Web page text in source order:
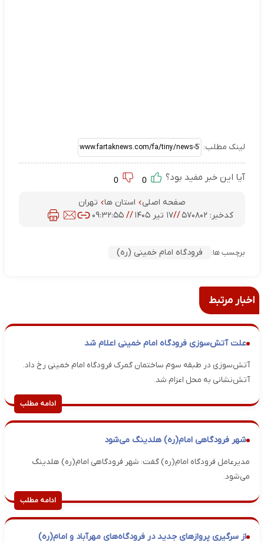
لینک مطلب:
آیا این خبر مفید بود؟
صفحه اصلی استان ها
تهران
کدخبر: ۵۷۰۸۰۲ //۱۷ تیر ۱۴۰۵ // ۰۹:۳۲:۵۵
برچسب ها: فرودگاه امام خمینی (ره)
اخبار مرتبط
علت آتش‌سوزی فرودگاه امام خمینی اعلام شد
آتش‌سوزی در طبقه سوم ساختمان گمرک فرودگاه امام خمینی رخ داد.
آتش‌نشانی به محل اعزام شد.
ادامه مطلب
شهر فرودگاهی امام(ره) هلدینگ می‌شود
مدیرعامل فرودگاه امام(ره) گفت: شهر فرودگاهی امام(ره) هلدینگ
می‌شود.
ادامه مطلب
از سرگیری پروازهای جدید در فرودگاه‌های مهرآباد و امام(ره)